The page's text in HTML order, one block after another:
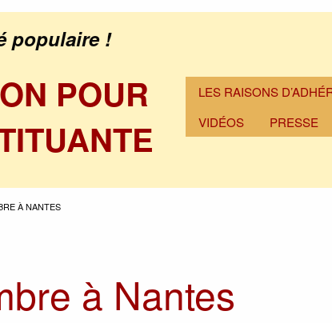
populaire !
POUR
LES RAISONS
VIDÉOS
PRESSE
À NANTES
à Nantes